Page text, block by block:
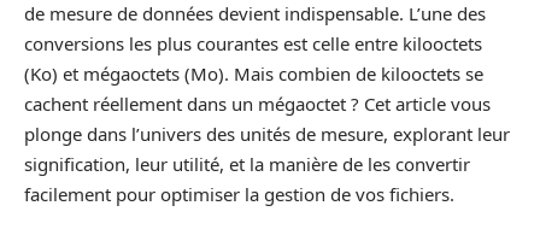
de mesure de données devient indispensable. L’une des
conversions les plus courantes est celle entre kilooctets
(Ko) et mégaoctets (Mo). Mais combien de kilooctets se
cachent réellement dans un mégaoctet ? Cet article vous
plonge dans l’univers des unités de mesure, explorant leur
signification, leur utilité, et la manière de les convertir
facilement pour optimiser la gestion de vos fichiers.